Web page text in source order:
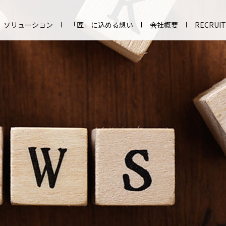
ソリューション 「匠」に込める想い 会社概要 RECRUIT